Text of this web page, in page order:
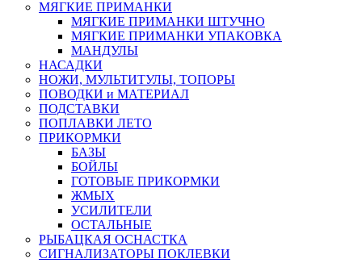
МЯГКИЕ ПРИМАНКИ
МЯГКИЕ ПРИМАНКИ ШТУЧНО
МЯГКИЕ ПРИМАНКИ УПАКОВКА
МАНДУЛЫ
НАСАДКИ
НОЖИ, МУЛЬТИТУЛЫ, ТОПОРЫ
ПОВОДКИ и МАТЕРИАЛ
ПОДСТАВКИ
ПОПЛАВКИ ЛЕТО
ПРИКОРМКИ
БАЗЫ
БОЙЛЫ
ГОТОВЫЕ ПРИКОРМКИ
ЖМЫХ
УСИЛИТЕЛИ
ОСТАЛЬНЫЕ
РЫБАЦКАЯ ОСНАСТКА
СИГНАЛИЗАТОРЫ ПОКЛЕВКИ